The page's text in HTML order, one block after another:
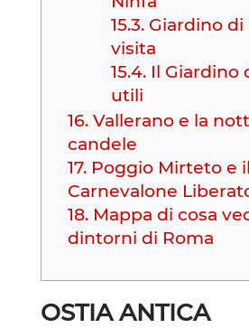
15.3. Giardino di
visita
15.4. Il Giardino
utili
16.Vallerano e la
candele
17.Poggio Mirteto e il
Carnevalone
18.Mappa di cosa
dintorni di Roma
OSTIA ANTICA